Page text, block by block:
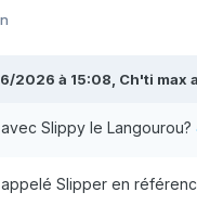
2026 à 15:08, Ch'ti max
Slippy le Langourou?
Slipper en